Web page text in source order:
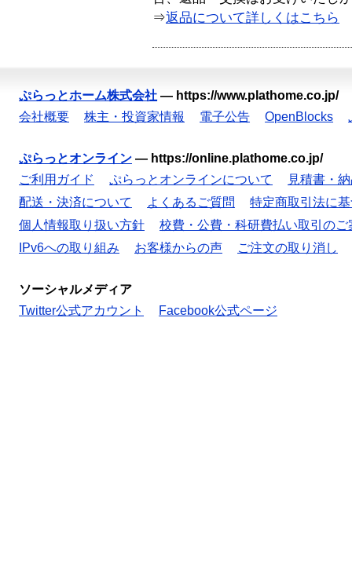
⇒返品について詳しくはこちら
ぷらっとホーム株式会社 — https://www.plathome.co.jp/
会社概要
株主・投資家情報 電子公告 OpenBlocks
ぷらっとオンライン — https://online.plathome.co.jp/
ご利用ガイド
ぷらっとオンラインについて
見積書・
配送・決済について
よくあるご質問
特定商取引法に
個人情報取り扱い方針
校費・公費・科研費払い取引のご
IPv6への取り組み
お客様からの声 ご注文の取り消し
ソーシャルメディア
Twitter公式アカウント
Facebook公式ページ